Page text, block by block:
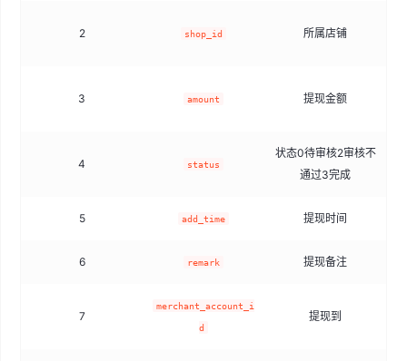
2 shop_id 所属店铺
3 amount 提现金额
4 status
状态0待审核2审核不
通过3完成
5 add_time 提现时间
6 remark 提现备注
7
merchant_account_i
d
提现到